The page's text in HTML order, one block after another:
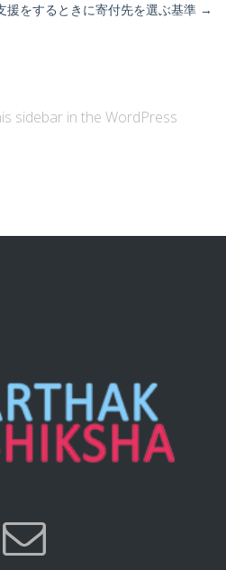
援をするときに寄付先を選ぶ基準 →
sidebar in the WordPress